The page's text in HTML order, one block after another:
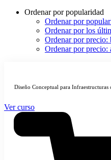
Ordenar por popularidad
Ordenar por
Ordenar por los
Ordenar por precio:
Ordenar por precio:
Diseño Conceptual para
Ver curso